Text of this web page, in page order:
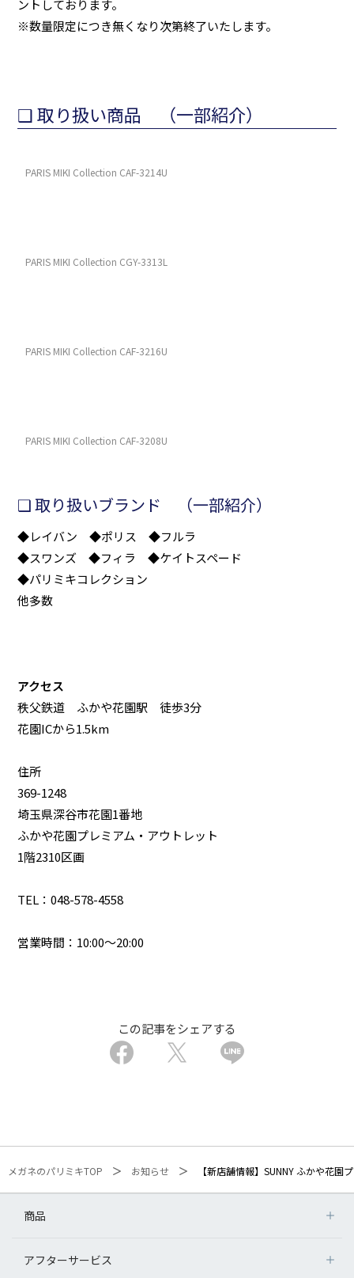
ントしております。
※数量限定につき無くなり次第終了いたします。
❑ 取り扱い商品 （一部紹介）
PARIS MIKI Collection CAF-3214U
PARIS MIKI Collection CGY-3313L
PARIS MIKI Collection CAF-3216U
PARIS MIKI Collection CAF-3208U
❑ 取り扱いブランド （一部紹介）
◆レイバン ◆ポリス ◆フルラ
◆スワンズ ◆フィラ ◆ケイトスペード
◆パリミキコレクション
他多数
アクセス
秩父鉄道 ふかや花園駅 徒歩3分
花園ICから1.5km
住所
369-1248
埼玉県深谷市花園1番地
ふかや花園プレミアム・アウトレット
1階2310区画
TEL：048-578-4558
営業時間：10:00〜20:00
この記事をシェアする
メガネのパリミキTOP お知らせ 【新店舗情報】SUNNY ふかや花園
商品
アフターサービス